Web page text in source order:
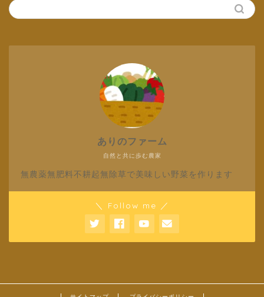
自然と共に歩む農家
ありのファーム
無農薬無肥料不耕起無除草で美味しい野菜を作ります
＼ Follow me ／